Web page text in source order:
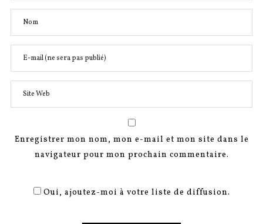
Enregistrer mon nom, mon e-mail et mon site dans le
navigateur pour mon prochain commentaire.
Oui, ajoutez-moi à votre liste de diffusion.